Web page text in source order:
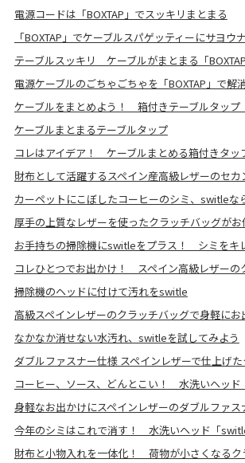
電源コードは「BOXTAP」でスッキリまとまる
「BOXTAP」でケーブルスパゲッティーにサヨウ
テーブルスッキリ ケーブルがまとまる「BOXTAP
電源ケーブルのごちゃごちゃを「BOXTAP」で解
ケーブルをまとめよう！ 箱付きテーブルタップ「
ケーブルまとまるテーブルタップ
コレはアイデア！ ケーブルまとめる箱付きタッ
財布として活躍するスペイン産高級レザーのセ
カーペットにこぼしたコーヒーのシミ、switleな
厚手の上質なレザーを使ったクラッチバッグがお
お手持ちの掃除機にswitleをプラス！ シミをキ
コレひとつでお出かけ！ スペイン高級レザーの
掃除機のヘッドに付けて汚れをswitle
高級スペインレザーのクラッチバッグで身軽にお
なかなか消せない水汚れ、switleを試してみよう
ダブルファスナー仕様 スペインレザーで仕上げ
コーヒー、ソース、どんとこい！ 水洗いヘッド
身軽なお出かけにスペインレザーのダブルファ
今年のシミはこれで消す！ 水洗いヘッド「
財布と小物入れを一体化！ 荷物が小さくなるク